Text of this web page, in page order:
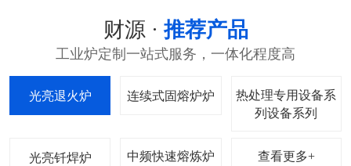
财源 ·推荐产品
工业炉定制一站式服务，一体化程度高
光亮退火炉 连续式固熔炉
热处理专用设备系
列
光亮钎焊炉 中频快速熔炼炉 查看更多+